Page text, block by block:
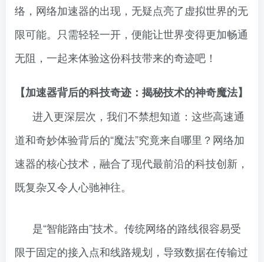
络，网络加速器的出现，无疑点亮了虚拟世界的无
限可能。只需轻轻一开，便能让世界变得更加畅通
无阻，一起来体验这份科技带来的奇迹吧！
【加速器背后的科技奇迹：揭秘技术的神奇魔法】
进入更深层次，我们不禁想知道：这些高速通
道和奇妙体验背后的“魔法”究竟来自哪里？网络加
速器的核心技术，融合了现代最前沿的科技创新，
既复杂又令人心驰神往。
是“智能路由”技术。传统网络的路线很容易受
限于固定的接入点和线路规划，导致数据在传输过